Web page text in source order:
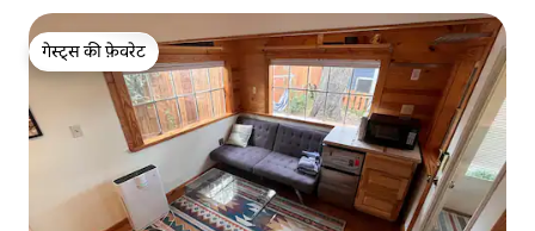
गेस्ट्स की फ़ेवरेट
गेस्ट्स की फ़ेवरेट